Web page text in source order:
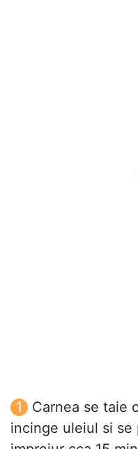
Carnea se taie
incinge uleiul si se